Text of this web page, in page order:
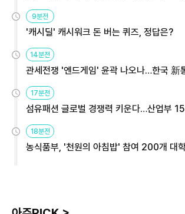
9분전
'캐시딜' 캐시워크 돈 버는 퀴즈, 정답은?
14분전
관세전쟁 '엔드게임' 윤곽 나오나…한국 新
용해야
17분전
섬유패션 글로벌 경쟁력 키운다…산업부
원
18분전
농식품부, '천원의 아침밥' 참여 200개 대